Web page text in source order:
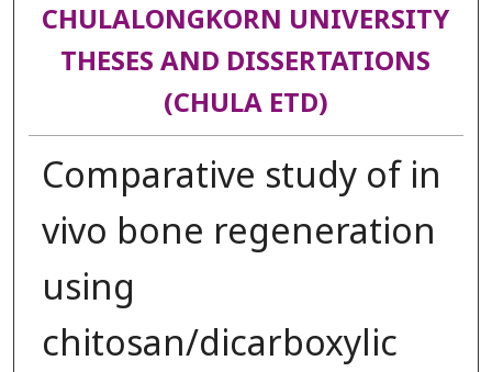
CHULALONGKORN UNIVERSITY
THESES AND DISSERTATIONS
(CHULA ETD)
Comparative study of in
vivo bone regeneration
using
chitosan/dicarboxylic